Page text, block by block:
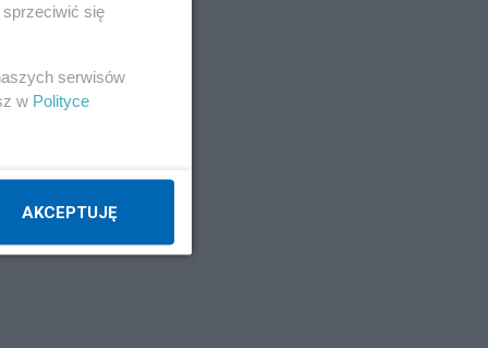
się
serwisów
w Polityce
AKCEPTUJĘ